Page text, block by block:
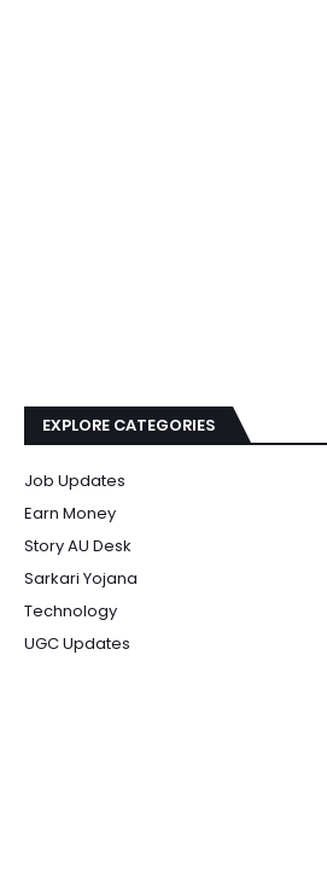
EXPLORE CATEGORIES
Job Updates
Earn Money
Story AU Desk
Sarkari Yojana
Technology
UGC Updates